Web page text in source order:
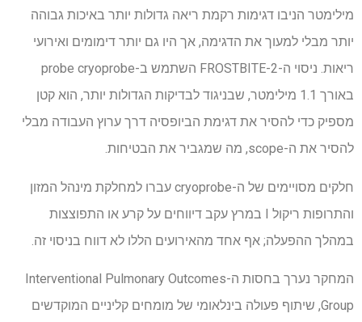
מילימטר הניבו דגימות רקמת ריאה גדולות יותר באיכות גבוהה
יותר מבלי למעוך את הדגימה, אך היו גם יותר דימומים ואירועי
ריאות. ניסוי ה-FROSTBITE-2 השתמש ב-probe cryoprobe
באורך 1.1 מילימטר, שבניגוד לבדיקות הגדולות יותר, הוא קטן
מספיק כדי להסיר את דגימת הביופסיה דרך ערוץ העבודה מבלי
להסיר את ה-scope, מה שמגביר את הבטיחות.
חלקים מסויימים של ה-cryoprobe עברו למחלקת מינהל המזון
והתרופות ריקול I במרץ עקב דיווחים על קרע או התפוצצות
במהלך ההפעלה; אף אחד מהאירועים הללו לא דווח בניסוי זה.
המחקר נערך בחסות ה-Interventional Pulmonary Outcomes
Group, שיתוף פעולה בינלאומי של מומחים קליניים המוקדשים